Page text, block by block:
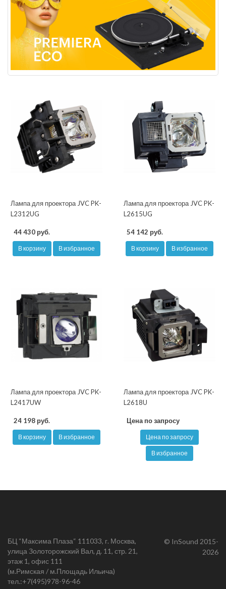
Лампа для проектора JVC PK-
L2312UG
44 430 руб.
В корзину В избранное
Лампа для проектора JVC PK-
L2615UG
54 142 руб.
В корзину В избранное
Лампа для проектора JVC PK-
L2417UW
24 198 руб.
В корзину В избранное
Лампа для проектора JVC PK-
L2618U
Цена по запросу
Цена по запросу
В избранное
БЦ “Максима Плаза“ 111033, г. Москва,
улица Золоторожский Вал, д. 11, стр. 21,
этаж 1, офис 111
(м.Римская / м.Площадь Ильича)
тел.:+7(495)978-96-46
© InSound 2015-
2026